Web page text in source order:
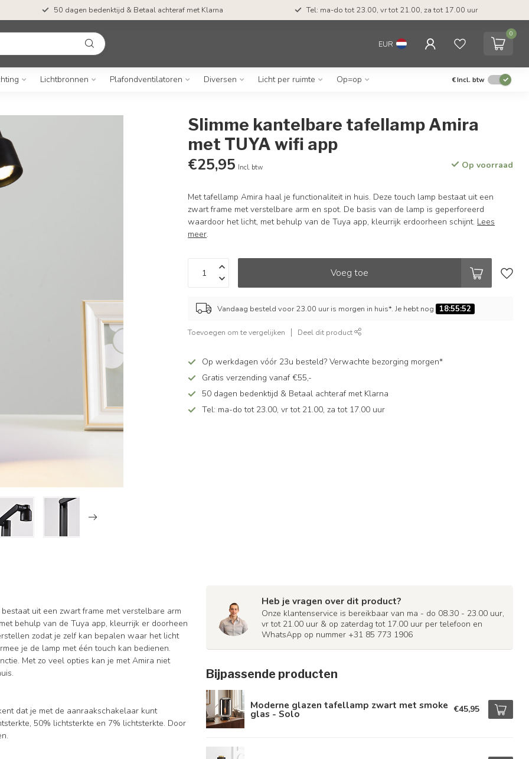
50 dagen bedenktijd & Betaal achteraf met Klarna Tel: ma-do tot 23.00, vr tot 21.00, za tot 17.00 uur
EUR
0
Lichtbronnen Plafondventilatoren Diversen Licht per ruimte Op=op €Incl. btw
Slimme kantelbare tafellamp Amira
met TUYA wifi app
€25,95 Incl. btw Op voorraad
Met tafellamp Amira haal je functionaliteit in huis. Deze touch lamp bestaat uit een
zwart frame met verstelbare arm en spot. De basis van de lamp is geperforeerd
waardoor het licht, met behulp van de Tuya app, kleurrijk erdoorheen schijnt. Lees
meer.
Voeg toe
Vandaag besteld voor 23.00 uur is morgen in huis*. Je hebt nog 18:55:51
Toevoegen om te vergelijken Deel dit product
Op werkdagen vóór 23u besteld? Verwachte bezorging morgen*
Gratis verzending vanaf €55,-
50 dagen bedenktijd & Betaal achteraf met Klarna
Tel: ma-do tot 23.00, vr tot 21.00, za tot 17.00 uur
uit een zwart frame met verstelbare arm
behulp van de Tuya app, kleurrijk er doorheen
zodat je zelf kan bepalen waar het licht
je de lamp met één touch kan bedienen.
Met zo veel opties kan je met Amira niet
dat je met de aanraakschakelaar kunt
50% lichtsterkte en 7% lichtsterkte. Door
Heb je vragen over dit product?
Onze klantenservice is bereikbaar van ma - do 08.30 - 23.00 uur,
vr tot 21.00 uur & op zaterdag tot 17.00 uur per telefoon en
WhatsApp op nummer +31 85 773 1906
Bijpassende producten
Moderne glazen tafellamp zwart met smoke
glas - Solo €45,95